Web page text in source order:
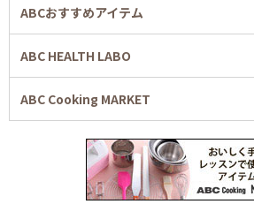
ABCおすすめアイテム
ABC HEALTH LABO
ABC Cooking MARKET